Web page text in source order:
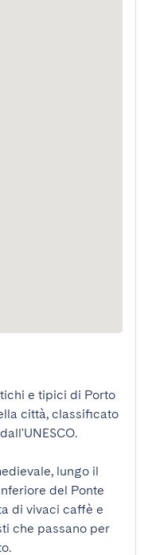
e tipici di Porto
città, classificato
lungo il
del Ponte
di vivaci caffè e
che passano per